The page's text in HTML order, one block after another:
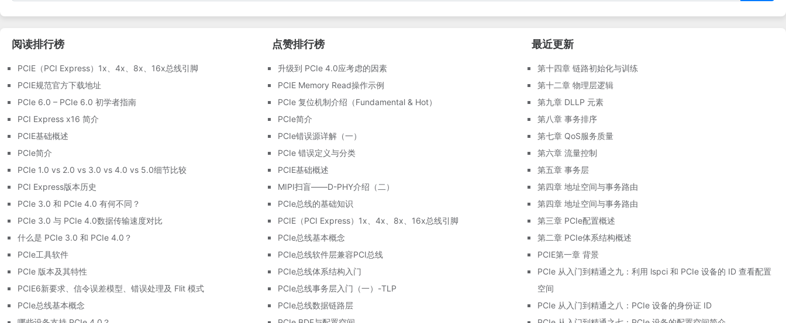
要，使其成为任何高性能计算
阅读排行榜
PCIE（PCI Express）1x、4x、8x、16x总线引脚
PCIE规范官方下载地址
PCIe 6.0 – PCIe 6.0 初学者指南
PCI Express x16 简介
PCIE基础概述
PCIe简介
PCIe 1.0 vs 2.0 vs 3.0 vs 4.0 vs 5.0细节比较
PCI Express版本历史
PCIe 3.0 和 PCIe 4.0 有何不同？
PCIe 3.0 与 PCIe 4.0数据传输速度对比
什么是 PCIe 3.0 和 PCIe 4.0？
PCIe工具软件
PCIe 版本及其特性
PCIE6新要求、信令误差模型、错误处理及 Flit 模式
PCIe总线基本概念
点赞排行榜
升级到 PCIe 4.0应考虑的因素
PCIE Memory Read操作示例
PCIe 复位机制介绍（Fundamental & Hot）
PCIe简介
PCIe错误源详解（一）
PCIe 错误定义与分类
PCIE基础概述
MIPI扫盲——D-PHY介绍（二）
PCIe总线的基础知识
PCIE（PCI Express）1x、4x、8x、16x总线引脚
PCIe总线基本概念
PCIe总线软件层兼容PCI总线
PCIe总线体系结构入门
PCIe总线事务层入门（一）-TLP
PCIe总线数据链路层
最近更新
第十四章 链路初始化与训练
第十二章 物理层逻辑
第九章 DLLP 元素
第八章 事务排序
第七章 QoS服务质量
第六章 流量控制
第五章 事务层
第四章 地址空间与事务路由
第四章 地址空间与事务路由
第三章 PCIe配置概述
第二章 PCIe体系结构概述
PCIE第一章 背景
PCIe 从入门到精通之九：利用 lspci 和 PCIe 设备的 ID 查看配置
空间
PCIe 从入门到精通之八：PCIe 设备的身份证 ID